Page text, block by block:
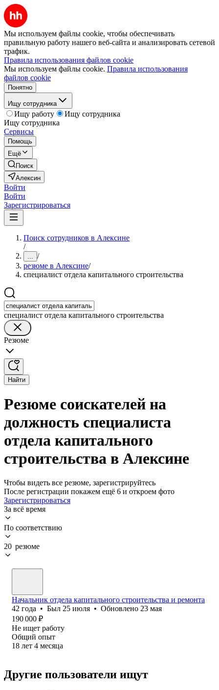
Мы используем файлы cookie, чтобы обеспечивать
правильную работу нашего веб-сайта и анализировать сетевой
трафик.
Правила использования файлов cookie
Мы используем файлы cookie. Правила использования
файлов cookie
Понятно
Ищу сотрудника
Ищу работу
Ищу сотрудника
Ищу сотрудника
Сервисы
Помощь
Ещё
Поиск
Алексин
Войти
Войти
Зарегистрироваться
Поиск сотрудников в Алексине
/
... /
резюме в Алексине/
специалист отдела капитального строительства
специалист отдела капитального строительства
Резюме
Найти
Резюме соискателей на
должность специалиста
отдела капитального
строительства в Алексине
Чтобы видеть все резюме, зарегистрируйтесь
После регистрации покажем ещё 6 и откроем фото
Зарегистрироваться
За всё время
По соответствию
20 резюме
Начальник отдела капитального строительства и ремонта
42 года • Был 25 июля • Обновлено 23 мая
190 000 ₽
Не ищет работу
Общий опыт
18 лет 4 месяца
Другие пользователи ищут